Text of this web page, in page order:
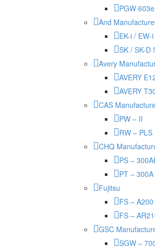
PGW 603e
And
EK-i / EW-
SK / SK-D
Avery
AVERY
AVERY
CAS
PW – II
RW – PLS
CHQ
PS –
PT – 300A
Fujitsu
FS – A200
FS –
GSC
SGW –